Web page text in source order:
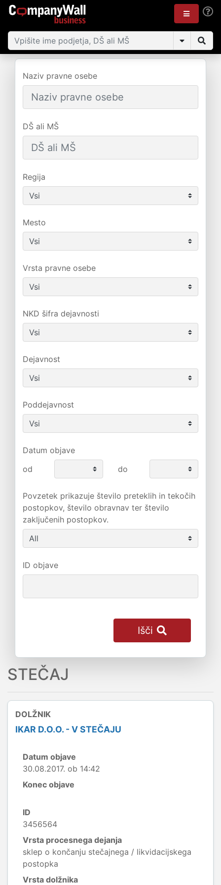
Naziv pravne osebe
DŠ ali MŠ
Regija
Mesto
Vrsta pravne osebe
NKD šifra dejavnosti
Dejavnost
Poddejavnost
Datum objave
od
do
Povzetek prikazuje število preteklih in tekočih
postopkov, število obravnav ter število
zaključenih postopkov.
ID objave
Išči
STEČAJ
DOLŽNIK
IKAR D.O.O. - V STEČAJU
Datum objave
30.08.2017. ob 14:42
Konec objave
ID
3456564
Vrsta procesnega dejanja
sklep o končanju stečajnega / likvidacijskega
postopka
Vrsta dolžnika